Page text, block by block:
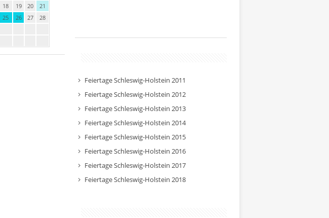
18 19 20
21
25 26 27
28
Feiertage Schleswig-Holstein 2011
Feiertage Schleswig-Holstein 2012
Feiertage Schleswig-Holstein 2013
Feiertage Schleswig-Holstein 2014
Feiertage Schleswig-Holstein 2015
Feiertage Schleswig-Holstein 2016
Feiertage Schleswig-Holstein 2017
Feiertage Schleswig-Holstein 2018